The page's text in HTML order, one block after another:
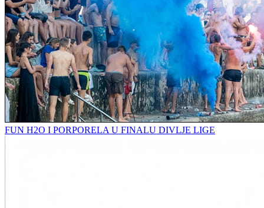
FUN H2O I PORPORELA U FINALU DIVLJE LIGE